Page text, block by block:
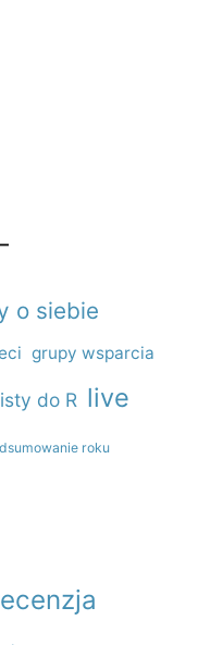
o siebie
grupy wsparcia
do R live
roku